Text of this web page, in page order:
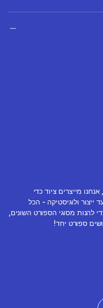
מייצרים ציוד כדי
ולוגיסטיקה - הכל
להנות מסוגי הספורט השונים,